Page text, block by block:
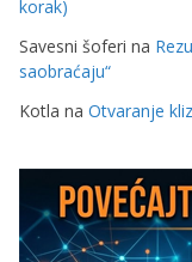
korak)
Savesni šoferi na
saobraćaju“
Kotla na Otvaranje